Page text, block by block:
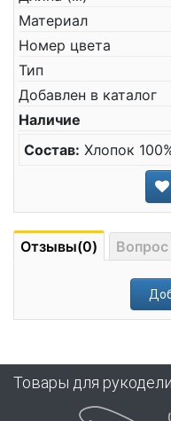
Материал
Номер цвета
Тип
Добавлен в каталог
Наличие
Состав: Хлопок
Отзывы(0) Вопрос
Товары для